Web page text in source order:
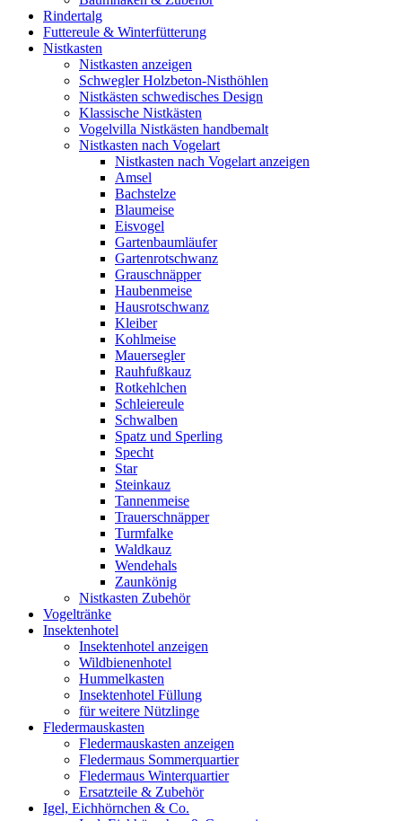
Rindertalg
Futtereule & Winterfütterung
Nistkasten
Nistkasten anzeigen
Schwegler Holzbeton-Nisthöhlen
Nistkästen schwedisches Design
Klassische Nistkästen
Vogelvilla Nistkästen handbemalt
Nistkasten nach Vogelart
Nistkasten nach Vogelart anzeigen
Amsel
Bachstelze
Blaumeise
Eisvogel
Gartenbaumläufer
Gartenrotschwanz
Grauschnäpper
Haubenmeise
Hausrotschwanz
Kleiber
Kohlmeise
Mauersegler
Rauhfußkauz
Rotkehlchen
Schleiereule
Schwalben
Spatz und Sperling
Specht
Star
Steinkauz
Tannenmeise
Trauerschnäpper
Turmfalke
Waldkauz
Wendehals
Zaunkönig
Nistkasten Zubehör
Vogeltränke
Insektenhotel
Insektenhotel anzeigen
Wildbienenhotel
Hummelkasten
Insektenhotel Füllung
für weitere Nützlinge
Fledermauskasten
Fledermauskasten anzeigen
Fledermaus Sommerquartier
Fledermaus Winterquartier
Ersatzteile & Zubehör
Igel, Eichhörnchen & Co.